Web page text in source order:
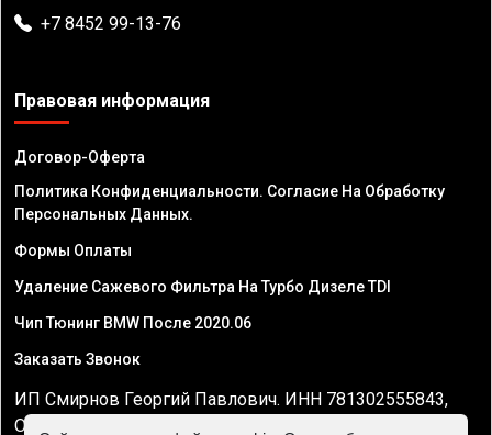
+7 8452 99-13-76
Правовая информация
Договор-Оферта
Политика Конфиденциальности. Согласие На Обработку
Персональных Данных.
Формы Оплаты
Удаление Сажевого Фильтра На Турбо Дизеле TDI
Чип Тюнинг BMW После 2020.06
Заказать Звонок
ИП Смирнов Георгий Павлович. ИНН 781302555843,
ОГРНИП 324470400032610